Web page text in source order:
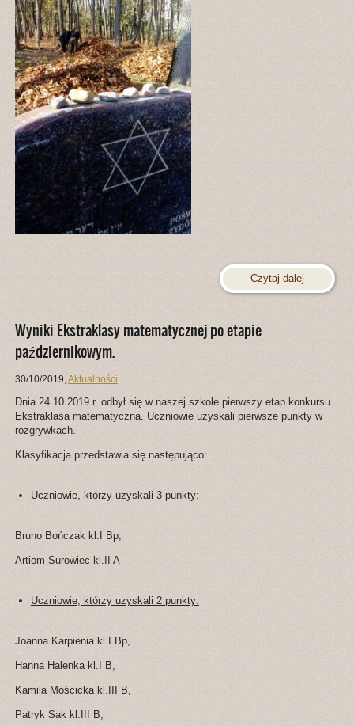
Czytaj dalej
Wyniki Ekstraklasy matematycznej po etapie
październikowym.
30/10/2019,Aktualności
Dnia 24.10.2019 r. odbył się w naszej szkole pierwszy etap konkursu
Ekstraklasa matematyczna. Uczniowie uzyskali pierwsze punkty w
rozgrywkach.
Klasyfikacja przedstawia się następująco:
Uczniowie, którzy uzyskali 3 punkty:
Bruno Bończak kl.I Bp,
Artiom Surowiec kl.II A
Uczniowie, którzy uzyskali 2 punkty:
Joanna Karpienia kl.I Bp,
Hanna Halenka kl.I B,
Kamila Mościcka kl.III B,
Patryk Sak kl.III B,